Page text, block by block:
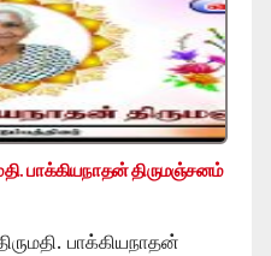
பாக்கியநாதன் திருமஞ்சனம்
பாக்கியநாதன்